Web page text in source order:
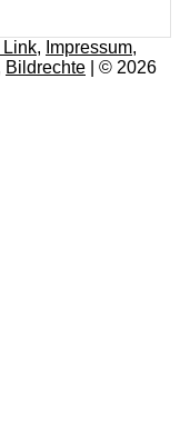
Link, Impressum,
Bildrechte | © 2026